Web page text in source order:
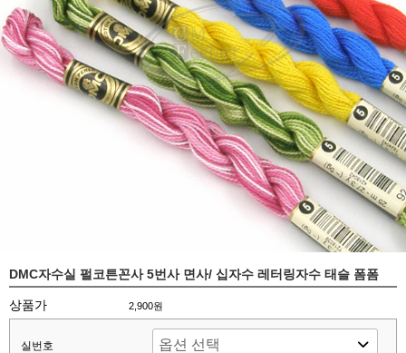
DMC자수실 펄코튼꼰사 5번사 면사/ 십자수 레터링자수 태슬 폼폼
상품가 2,900원
실번호